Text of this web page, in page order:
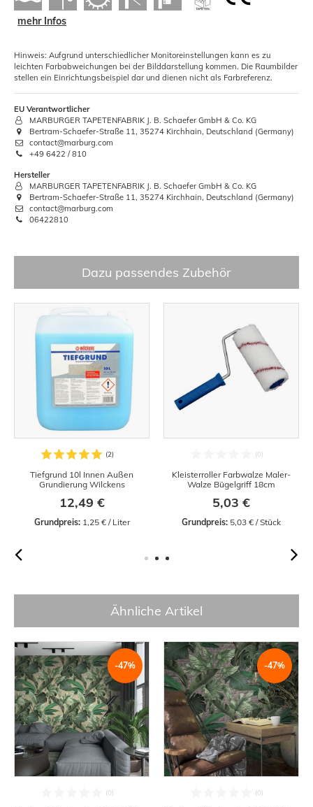
mehr Infos
Hinweis: Aufgrund unterschiedlicher Monitoreinstellungen kann es zu
leichten Farbabweichungen bei der Bilddarstellung kommen. Die Raumbilder
stellen ein Einrichtungsbeispiel dar und dienen nicht als Farbreferenz.
EU Verantwortlicher
MARBURGER TAPETENFABRIK J. B. Schaefer GmbH & Co. KG
Bertram-Schaefer-Straße 11, 35274 Kirchhain, Deutschland (Germany)
contact@marburg.com
+49 6422 / 810
Hersteller
MARBURGER TAPETENFABRIK J. B. Schaefer GmbH & Co. KG
Bertram-Schaefer-Straße 11, 35274 Kirchhain, Deutschland (Germany)
contact@marburg.com
06422810
Dazu passendes Zubehör
Tiefgrund 10l Innen Außen
Grundierung Wilckens
12,49 €
Grundpreis: 1,25 € / Liter
Kleisterroller Farbwalze Maler-
Walze Bügelgriff 18cm
5,03 €
Grundpreis: 5,03 € / Stück
Ähnliche Artikel
-47% -47%